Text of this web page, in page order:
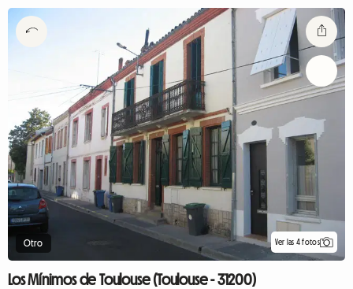
Otro Ver las 4 fotos
Los Mínimos de Toulouse (Toulouse - 31200)